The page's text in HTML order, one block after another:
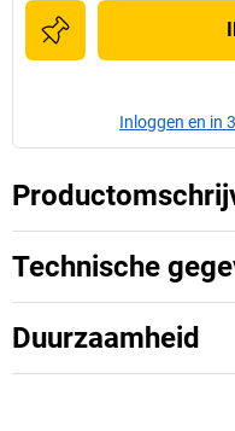
Inloggen en in
Technische
Duurzaamheid